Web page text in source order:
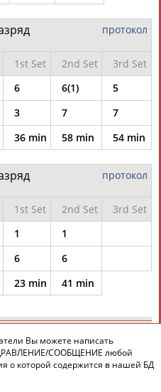
НАШИ КНОПКИ РЕКЛАМА
деятельностиinform@infosport.ru
протокол
1st Set
2nd Set
3rd Set
6 6(1)
5
3 7
7
36 min 58 min 54 min
протокол
1st Set
2nd Set
3rd Set
1
1
6
6
23 min 41 min
или имеете
изменения
Вы можете написать
СООБЩЕНИЕ любой
о которой содержится в нашей БД